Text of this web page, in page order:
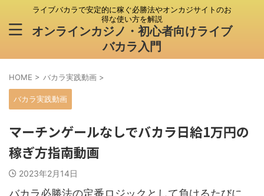
ライブバカラで安定的に稼ぐ必勝法やオンカジサイトのお
得な使い方を解説
オンラインカジノ・初心者向けライブ
バカラ入門
HOME > バカラ実践動画 >
バカラ実践動画
マーチンゲールなしでバカラ日給1万円の
稼ぎ方指南動画
2023年2月14日
バカラ必勝法の定番ロジックとして負けるたびに